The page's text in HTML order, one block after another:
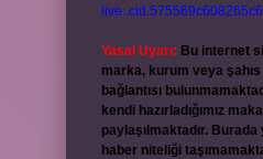
Yasal Uyarı: Bu internet
marka, kurum veya
bağlantısı
kendi hazırladığımız
paylaşılmaktadır.
haber niteliği